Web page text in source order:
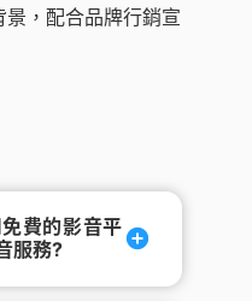
，配合品牌行銷宣
費的影音平
服務?